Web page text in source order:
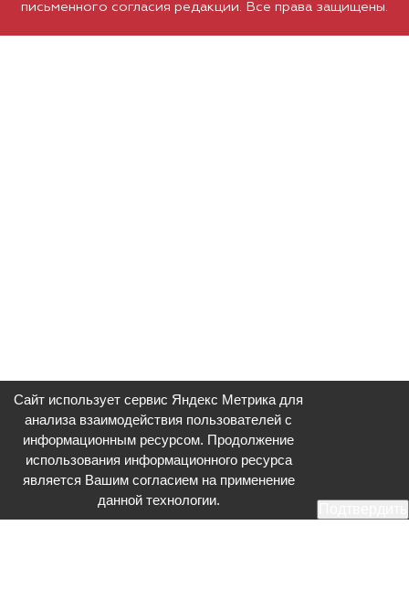
письменного согласия редакции. Все права защищены.
Сайт использует сервис Яндекс Метрика для
анализа взаимодействия пользователей с
информационным ресурсом. Продолжение
использования информационного ресурса
является Вашим согласием на применение
данной технологии.